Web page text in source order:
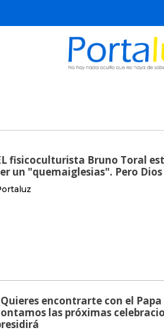
fisicoculturista Bruno Toral
un "quemaiglesias". Pero
encontrarte con el Papa
las próximas